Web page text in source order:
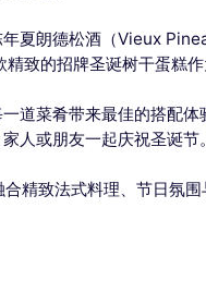
年夏朗德松酒（Vieux
致的招牌圣诞树干蛋糕作
一道菜肴带来最佳的搭配体
人或朋友一起庆祝圣诞节。
合精致法式料理、节日氛